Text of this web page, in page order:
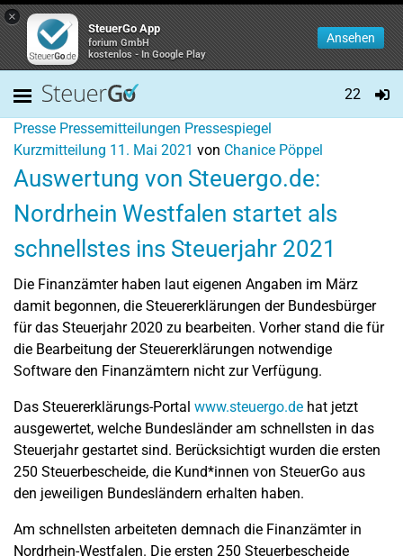
×
SteuerGo App
forium GmbH
kostenlos - In Google Play
Ansehen
22
Presse Pressemitteilungen Pressespiegel
Kurzmitteilung 11. Mai 2021 von Chanice Pöppel
Auswertung von Steuergo.de:
Nordrhein Westfalen startet als
schnellstes ins Steuerjahr 2021
Die Finanzämter haben laut eigenen Angaben im März
damit begonnen, die Steuererklärungen der Bundesbürger
für das Steuerjahr 2020 zu bearbeiten. Vorher stand die für
die Bearbeitung der Steuererklärungen notwendige
Software den Finanzämtern nicht zur Verfügung.
Das Steuererklärungs-Portal www.steuergo.de hat jetzt
ausgewertet, welche Bundesländer am schnellsten in das
Steuerjahr gestartet sind. Berücksichtigt wurden die ersten
250 Steuerbescheide, die Kund*innen von SteuerGo aus
den jeweiligen Bundesländern erhalten haben.
Am schnellsten arbeiteten demnach die Finanzämter in
Nordrhein-Westfalen. Die ersten 250 Steuerbescheide